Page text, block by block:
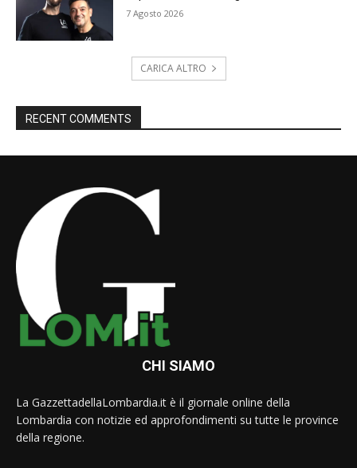
7 Agosto 2026
CARICA ALTRO
RECENT COMMENTS
CHI SIAMO
La GazzettadellaLombardia.it è il giornale online della
Lombardia con notizie ed approfondimenti su tutte le province
della regione.